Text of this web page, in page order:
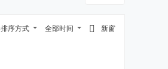
新窗
全部时间
排序方式